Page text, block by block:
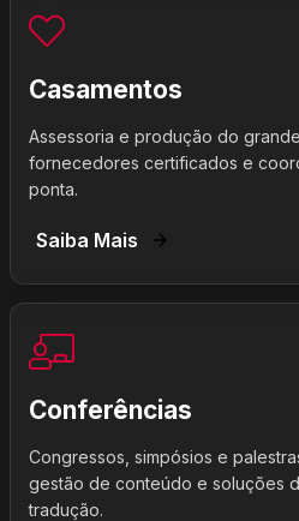
Casamentos
Assessoria e produção do
fornecedores certificados e
ponta.
Saiba Mais
Conferências
Congressos, simpósios e
gestão de conteúdo e soluções
tradução.